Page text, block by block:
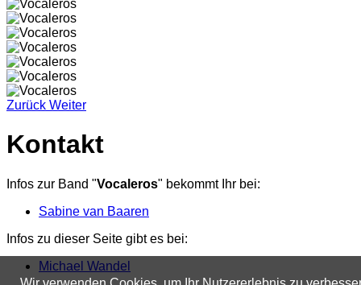
Zurück Weiter
Kontakt
Infos zur Band "Vocaleros" bekommt Ihr bei:
Sabine van Baaren
Infos zu dieser Seite gibt es bei:
Michael Wandel